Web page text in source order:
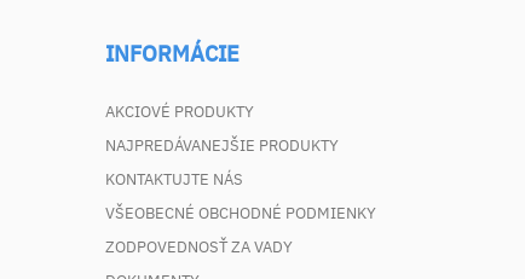
INFORMÁCIE
AKCIOVÉ PRODUKTY
NAJPREDÁVANEJŠIE PRODUKTY
KONTAKTUJTE NÁS
VŠEOBECNÉ OBCHODNÉ PODMIENKY
ZODPOVEDNOSŤ ZA VADY